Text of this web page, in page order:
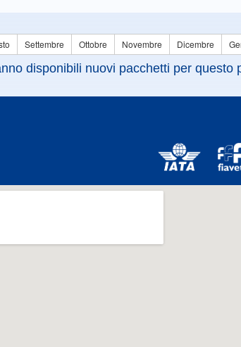
Settembre Ottobre Novembre Dicembre
disponibili nuovi pacchetti per